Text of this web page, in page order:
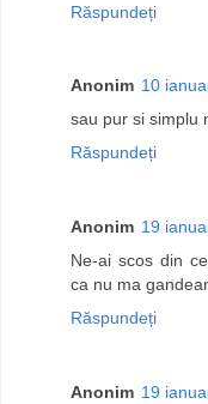
Răspundeți
Anonim 10
sau pur si simplu
Răspundeți
Anonim 19
Ne-ai scos din
ca nu ma
Răspundeți
Anonim 19